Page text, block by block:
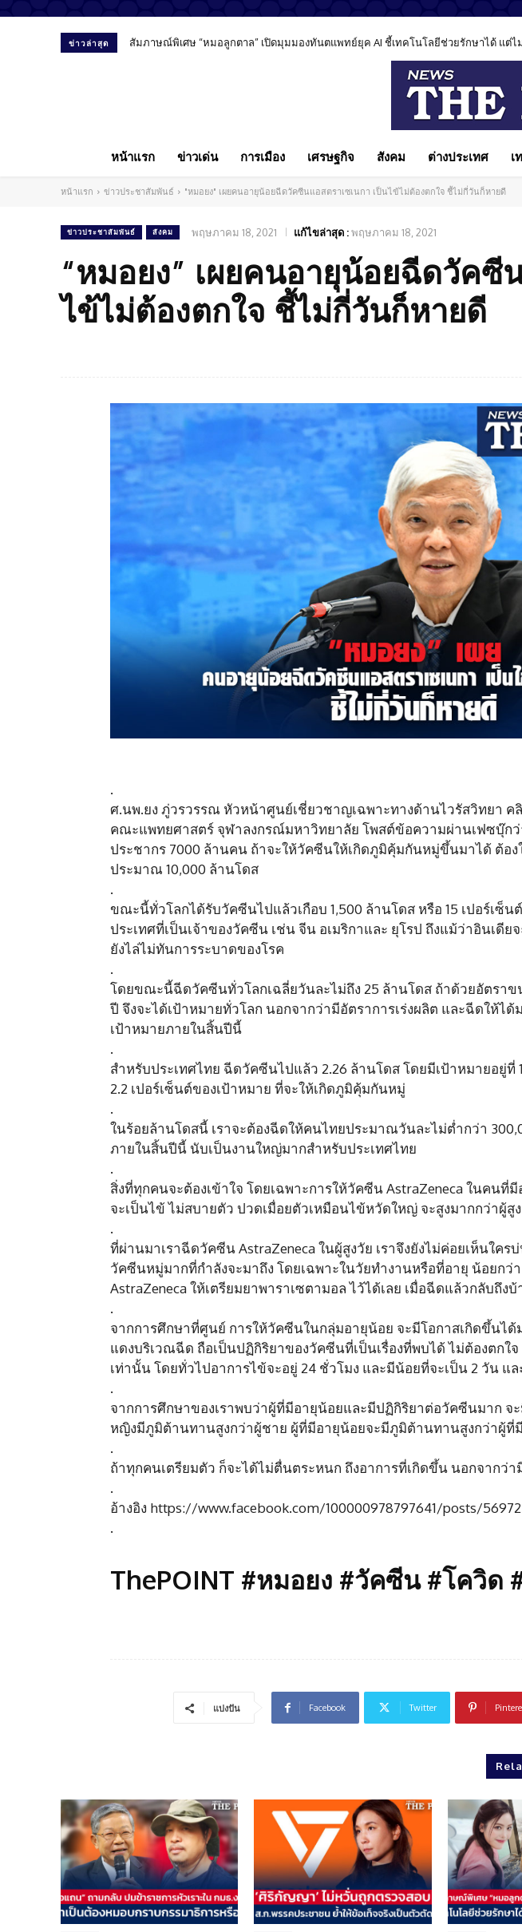
ข่าวล่าสุด สัมภาษณ์พิเศษ “หมอลูกตาล” เปิดมุมมองทันตแพทย์ยุค AI ชี้เทคโนโลยีช่วยรักษาได้ แต่ไ
“ชัชชาติ” เดินหน้าโอนรถไฟฟ้าสายสีเขียวให้รัฐบาล ชี้ลดภาระ กทม. เปิดทางใช้งบพัฒนา
หน้าแรก ข่าวเด่น การเมือง เศรษฐกิจ สังคม ต่างประเทศ เ
หน้าแรก ข่าวประชาสัมพันธ์ "หมอยง" เผยคนอายุน้อยฉีดวัคซีนแอสตราเซเนกา เป็นไข้ไม่ต้องตกใจ ชี้ไม่กี่วันก็หายดี
ข่าวประชาสัมพันธ์ สังคม พฤษภาคม 18, 2021 แก้ไขล่าสุด :พฤษภาคม 18, 2021
“หมอยง” เผยคนอายุน้อยฉีดวัคซี
ไข้ไม่ต้องตกใจ ชี้ไม่กี่วันก็หายดี
.
ศ.นพ.ยง ภู่วรวรรณ หัวหน้าศูนย์เชี่ยวชาญเฉพาะทางด้านไวรัสวิทยา ค
คณะแพทยศาสตร์ จุฬาลงกรณ์มหาวิทยาลัย โพสต์ข้อความผ่านเฟซบุ๊กว่
ประชากร 7000 ล้านคน ถ้าจะให้วัคซีนให้เกิดภูมิคุ้มกันหมู่ขึ้นมาได้ ต้อ
ประมาณ 10,000 ล้านโดส
.
ขณะนี้ทั่วโลกได้รับวัคซีนไปแล้วเกือบ 1,500 ล้านโดส หรือ 15 เปอร์เซ็
ประเทศที่เป็นเจ้าของวัคซีน เช่น จีน อเมริกาและ ยุโรป ถึงแม้ว่าอินเ
ยังไล่ไม่ทันการระบาดของโรค
.
โดยขณะนี้ฉีดวัคซีนทั่วโลกเฉลี่ยวันละไม่ถึง 25 ล้านโดส ถ้าด้วยอัตราข
ปี จึงจะได้เป้าหมายทั่วโลก นอกจากว่ามีอัตราการเร่งผลิต และฉีดให้ได้
เป้าหมายภายในสิ้นปีนี้
.
สำหรับประเทศไทย ฉีดวัคซีนไปแล้ว 2.26 ล้านโดส โดยมีเป้าหมายอยู่ที่
2.2 เปอร์เซ็นต์ของเป้าหมาย ที่จะให้เกิดภูมิคุ้มกันหมู่
.
ในร้อยล้านโดสนี้ เราจะต้องฉีดให้คนไทยประมาณวันละไม่ต่ำกว่า
ภายในสิ้นปีนี้ นับเป็นงานใหญ่มากสำหรับประเทศไทย
.
สิ่งที่ทุกคนจะต้องเข้าใจ โดยเฉพาะการให้วัคซีน AstraZeneca ในคนที่
จะเป็นไข้ ไม่สบายตัว ปวดเมื่อยตัวเหมือนไข้หวัดใหญ่ จะสูงมากกว่าผู้สู
.
ที่ผ่านมาเราฉีดวัคซีน AstraZeneca ในผู้สูงวัย เราจึงยังไม่ค่อยเห็นใค
วัคซีนหมู่มากที่กำลังจะมาถึง โดยเฉพาะในวัยทำงานหรือที่อายุ น้อยกว่
AstraZeneca ให้เตรียมยาพาราเซตามอล ไว้ได้เลย เมื่อฉีดแล้วกลับถึง
.
จากการศึกษาที่ศูนย์ การให้วัคซีนในกลุ่มอายุน้อย จะมีโอกาสเกิดขึ้นไ
แดงบริเวณฉีด ถือเป็นปฏิกิริยาของวัคซีนที่เป็นเรื่องที่พบได้ ไม่ต้องตกใ
เท่านั้น โดยทั่วไปอาการไข้จะอยู่ 24 ชั่วโมง และมีน้อยที่จะเป็น 2 วัน แ
.
จากการศึกษาของเราพบว่าผู้ที่มีอายุน้อยและมีปฏิกิริยาต่อวัคซีนมาก จ
หญิงมีภูมิต้านทานสูงกว่าผู้ชาย ผู้ที่มีอายุน้อยจะมีภูมิต้านทานสูงกว่าผู้ที่
.
ถ้าทุกคนเตรียมตัว ก็จะได้ไม่ตื่นตระหนก ถึงอาการที่เกิดขึ้น นอกจากว่
.
อ้างอิง https://www.facebook.com/100000978797641/posts/
.
ThePOINT #หมอยง #วัคซีน #โควิด
แบ่งปัน Facebook Twitter